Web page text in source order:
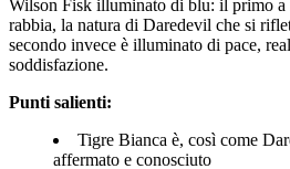
Wilson Fisk illuminato di blu: il primo a
rabbia, la natura di Daredevil che si
secondo invece è illuminato di pace,
soddisfazione.
Punti salienti:
Tigre Bianca è, così come
affermato e conosciuto